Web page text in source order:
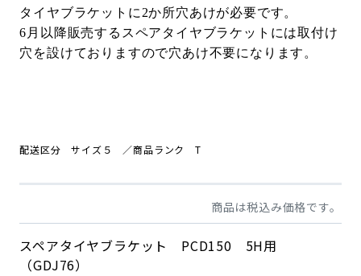
タイヤブラケットに 2か所穴あけが必要です。
6月以降販売するスペアタイヤブラケットには取付け
穴を設けておりますので穴あけ不要になります。
配送区分 サイズ５ ／商品ランク T
商品は税込み価格です。
スペアタイヤブラケット PCD150 5H用
（GDJ76）